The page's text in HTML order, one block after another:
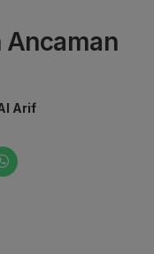
Ancaman
Arif